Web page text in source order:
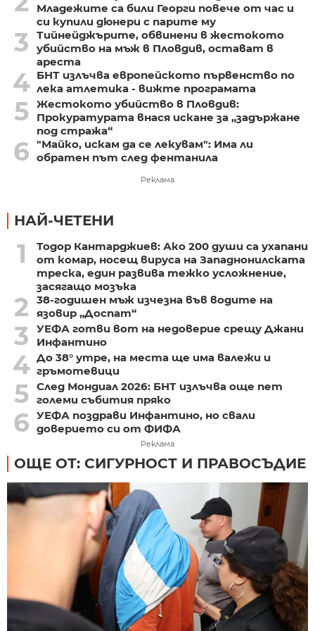
Младежите са били Георги повече от час и
си купили дюнери с парите му
3
Тийнейджърите, обвинени в жестокото
убийство на мъж в Пловдив, остават в
ареста
4 БНТ излъчва европейското първенство по
лека атлетика - вижте програмата
5 Жестокото убийство в Пловдив:
Прокуратурата внася искане за „задържане
под стража“
6 "Майко, искам да се лекувам": Има ли
обратен път след фентанила
Реклама
НАЙ-ЧЕТЕНИ
1
Тодор Кантарджиев: Ако 200 души са ухапани
от комар, носещ вируса на Западнонилската
треска, един развива тежко усложнение,
засягащо мозъка
2
38-годишен мъж изчезна във водите на
язовир „Доспат“
3
УЕФА готви вот на недоверие срещу Джани
Инфантино
4 До 38° утре, на места ще има валежи и
гръмотевици
5 След Мондиал 2026: БНТ излъчва още пет
големи събития пряко
6 УЕФА поздрави Инфантино, но свали
доверието си от ФИФА
Реклама
ОЩЕ ОТ: СИГУРНОСТ И ПРАВОСЪДИЕ